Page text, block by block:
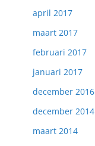
april 2017
maart 2017
februari 2017
januari 2017
december 2016
december 2014
maart 2014